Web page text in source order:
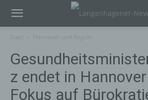
z endet in
Fokus auf